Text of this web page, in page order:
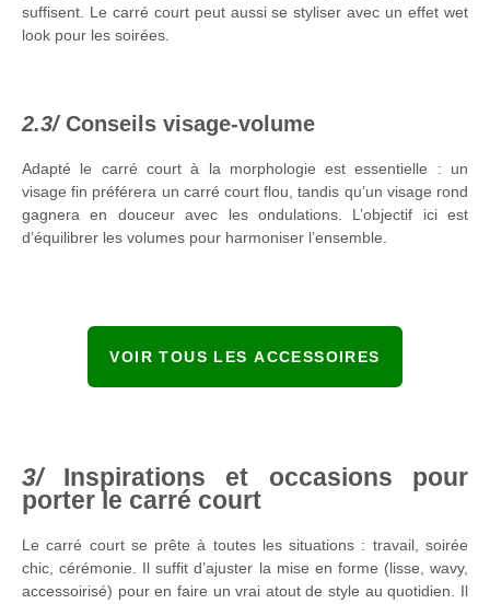
suffisent. Le carré court peut aussi se styliser avec un effet wet
look pour les soirées.
Conseils visage-volume
Adapté le carré court à la morphologie est essentielle : un
visage fin préférera un carré court flou, tandis qu’un visage rond
gagnera en douceur avec les ondulations. L’objectif ici est
d’équilibrer les volumes pour harmoniser l’ensemble.
VOIR TOUS LES ACCESSOIRES
Inspirations et occasions pour
porter le carré court
Le carré court se prête à toutes les situations : travail, soirée
chic, cérémonie. Il suffit d’ajuster la mise en forme (lisse, wavy,
accessoirisé) pour en faire un vrai atout de style au quotidien. Il